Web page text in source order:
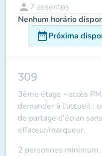
person 7 assentos
Nenhum horário
date_rangePróxima
309
3ème étage - accès
demander à l'accueil :
de partage d'écran
effaceur/marqueur.
2 personnes minimum.